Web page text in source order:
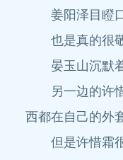
姜阳泽目瞪口
也是真的很敬
晏玉山沉默着
另一边的许惜
西都在自己的外
但是许惜霜很